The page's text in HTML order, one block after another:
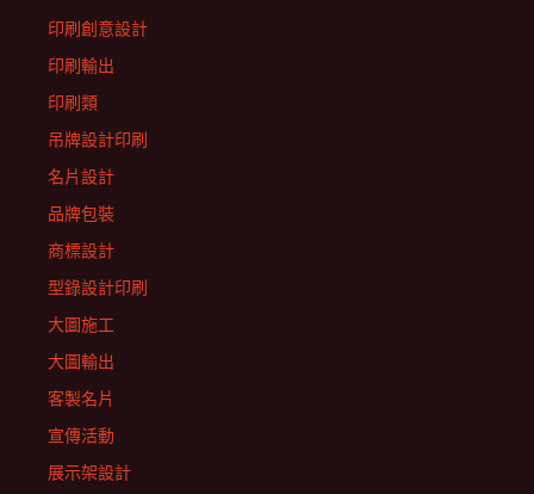
印刷創意設計
印刷輸出
印刷類
吊牌設計印刷
名片設計
品牌包裝
商標設計
型錄設計印刷
大圖施工
大圖輸出
客製名片
宣傳活動
展示架設計